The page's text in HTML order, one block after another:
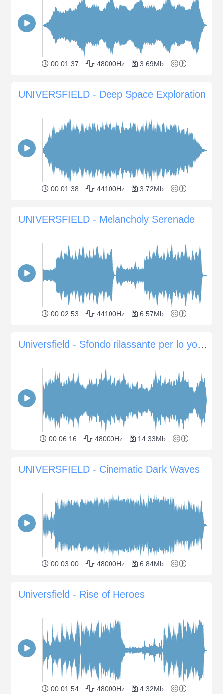
00:01:37 48000Hz 3.69Mb
UNIVERSFIELD - Deep Space Exploration
00:01:38 44100Hz 3.72Mb
UNIVERSFIELD - Melancholy Serenade
00:02:53 44100Hz 6.57Mb
Universfield - Sfondo rilassante per lo yoga e la meditazione
00:06:16 48000Hz 14.33Mb
UNIVERSFIELD - Cinematic Dark Waves
00:03:00 48000Hz 6.84Mb
Universfield - Rise of Heroes
00:01:54 48000Hz 4.32Mb